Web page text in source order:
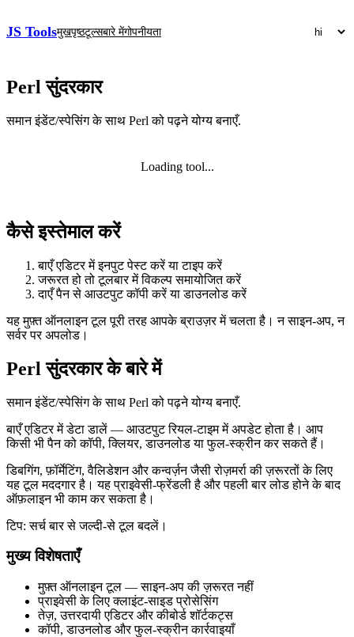
JS Toolsमुखपृष्ठटूल्सबारे मेंगोपनीयता
Perl सुंदरकार
समान इंडेंट/स्पेसिंग के साथ Perl को पढ़ने योग्य बनाएँ.
Loading tool...
कैसे इस्तेमाल करें
बाएँ एडिटर में इनपुट पेस्ट करें या टाइप करें
जरूरत हो तो टूलबार में विकल्प समायोजित करें
दाएँ पैन से आउटपुट कॉपी करें या डाउनलोड करें
यह मुफ़्त ऑनलाइन टूल पूरी तरह आपके ब्राउज़र में चलता है। न साइन‑अप, न
सर्वर पर अपलोड।
Perl सुंदरकार के बारे में
समान इंडेंट/स्पेसिंग के साथ Perl को पढ़ने योग्य बनाएँ.
बाएँ एडिटर में डेटा डालें — आउटपुट रियल‑टाइम में अपडेट होता है। आप
किसी भी पैन को कॉपी, क्लियर, डाउनलोड या फुल‑स्क्रीन कर सकते हैं।
डिबगिंग, फ़ॉर्मेटिंग, वैलिडेशन और कन्वर्ज़न जैसी रोज़मर्रा की ज़रूरतों के लिए
यह टूल मददगार है। यह प्राइवेसी‑फ्रेंडली है और पहली बार लोड होने के बाद
ऑफ़लाइन भी काम कर सकता है।
टिप: सर्च बार से जल्दी‑से टूल बदलें।
मुख्य विशेषताएँ
मुफ़्त ऑनलाइन टूल — साइन‑अप की ज़रूरत नहीं
प्राइवेसी के लिए क्लाइंट‑साइड प्रोसेसिंग
तेज़, उत्तरदायी एडिटर और कीबोर्ड शॉर्टकट्स
कॉपी, डाउनलोड और फुल‑स्क्रीन कार्रवाइयाँ